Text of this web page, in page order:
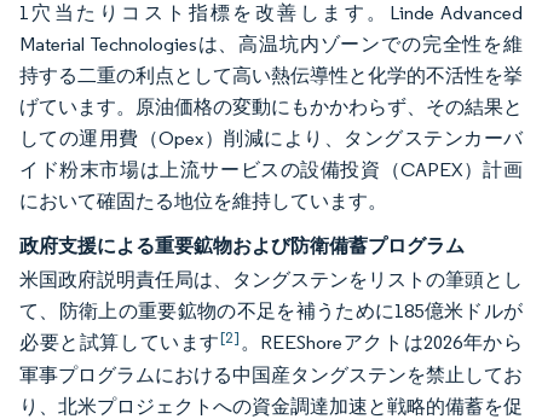
1穴当たりコスト指標を改善します。Linde Advanced
Material Technologiesは、高温坑内ゾーンでの完全性を維
持する二重の利点として高い熱伝導性と化学的不活性を挙
げています。原油価格の変動にもかかわらず、その結果と
しての運用費（Opex）削減により、タングステンカーバ
イド粉末市場は上流サービスの設備投資（CAPEX）計画
において確固たる地位を維持しています。
政府支援による重要鉱物および防衛備蓄プログラム
米国政府説明責任局は、タングステンをリストの筆頭とし
て、防衛上の重要鉱物の不足を補うために185億米ドルが
必要と試算しています[2]。REEShoreアクトは2026年から
軍事プログラムにおける中国産タングステンを禁止してお
り、北米プロジェクトへの資金調達加速と戦略的備蓄を促